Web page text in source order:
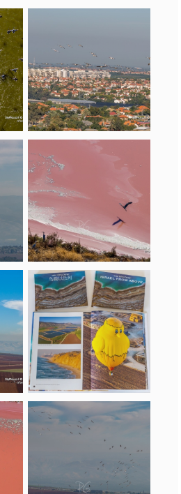
אנפות בעמק המעיינות
ישראל בספרי מתנה